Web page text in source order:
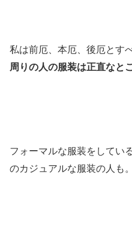
私は前厄、本厄、後厄とす
周りの人の服装は正直なと
フォーマルな服装をしてい
のカジュアルな服装の人も。